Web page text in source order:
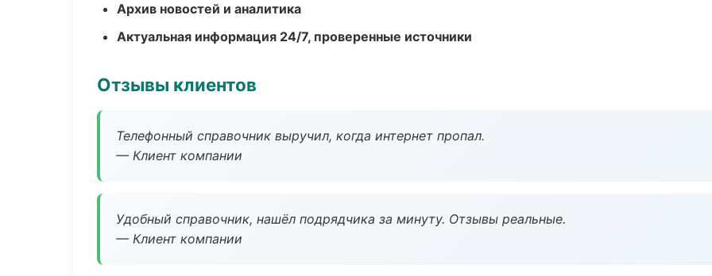
Архив новостей и аналитика
Актуальная информация 24/7, проверенные источники
Отзывы клиентов
Телефонный справочник выручил, когда интернет пропал.
— Клиент компании
Удобный справочник, нашёл подрядчика за минуту. Отзывы реальные.
— Клиент компании